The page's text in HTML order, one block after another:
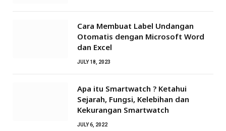
Cara Membuat Label Undangan
Otomatis dengan Microsoft Word
dan Excel
JULY 18, 2023
Apa itu Smartwatch ? Ketahui
Sejarah, Fungsi, Kelebihan dan
Kekurangan Smartwatch
JULY 6, 2022